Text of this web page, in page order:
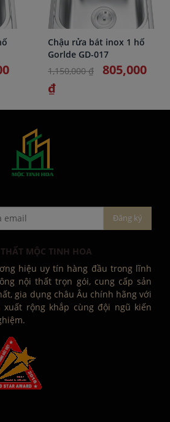
Chậu rửa bát inox 1 hố
Gorlde GD-017
1,150,000 ₫
805,000
₫
MỘC TINH HOA
hiệu uy tín hàng đầu trong lĩnh
nội thất trọn gói, cung cấp sản
gia dụng châu Âu chính hãng với
xuất rộng khắp cùng đội ngũ kiến